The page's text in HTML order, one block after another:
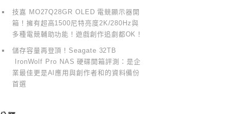
技嘉 MO27Q28GR OLED 電競顯示器開
箱！擁有超高1500尼特亮度2K/280Hz與
多種電競輔助功能！遊戲創作追劇都OK！
儲存容量再登頂！Seagate 32TB
IronWolf Pro NAS 硬碟開箱評測：是企
業最佳更是AI應用與創作者和的資料備份
首選